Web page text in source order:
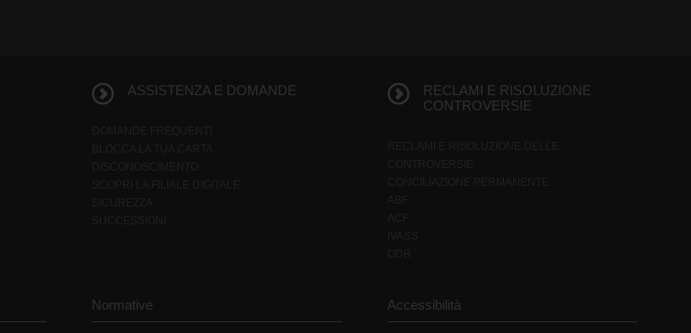
ASSISTENZA E DOMANDE
RECLAMI E RISOLUZIONE
CONTROVERSIE
Normative Accessibilità